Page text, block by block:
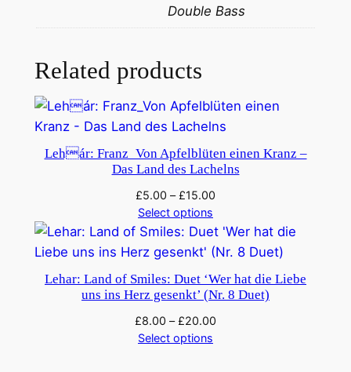
e
s
_
D
s
t
Double Bass
Related products
Lehár: Franz_Von Apfelblüten einen Kranz –
Das Land des Lachelns
£5.00 –£15.00
Select options
Lehar: Land of Smiles: Duet ‘Wer hat die Liebe
uns ins Herz gesenkt’ (Nr. 8 Duet)
£8.00 –£20.00
Select options